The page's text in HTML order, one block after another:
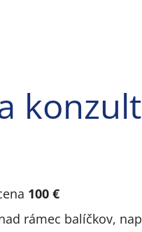
100 €
rámec balíčkov,